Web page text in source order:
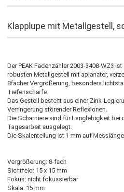
Klapplupe mit Metallgestell,
Der PEAK Fadenzähler 2003-3408-WZ3
robusten Metallgestell mit aplanater,
8facher Vergrößerung, besonders
Tiefenschärfe.
Das Gestell besteht aus einer Zink-
Verringerung störender Reflexionen.
Die Scharniere sind für Langlebigkeit bei
Tagesarbeit ausgelegt.
Die Skalenteilung ist 1 mm auf Messlänge
Vergrößerung: 8-fach
Sichtfeld: 15 x 15 mm
Fokus: nicht fokussierbar
Skala: 15 mm